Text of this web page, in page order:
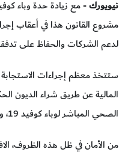
نيويورك
مشروع القانون هذا في أعقاب
لدعم الشركات والحفاظ على
المالية عن طريق شراء الديون
الصحي المباشر لوباء كوفيد 19، ولكن السبب الرئيس يتمثل في تدابير التباعد الاجتماعي التي تمنع الناس من الإنتاج والاستهلاك.